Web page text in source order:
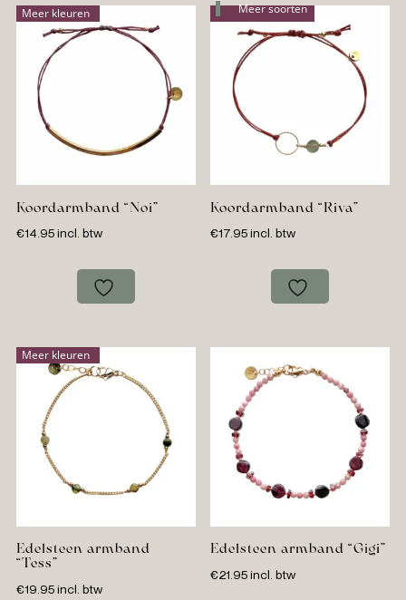
Meer kleuren
Koordarmband “Noi”
€14.95incl. btw
Meer soorten
Koordarmband “Riva”
€17.95incl. btw
Meer kleuren
Edelsteen armband
“Tess”
€19.95incl. btw
Edelsteen armband “Gigi”
€21.95incl. btw